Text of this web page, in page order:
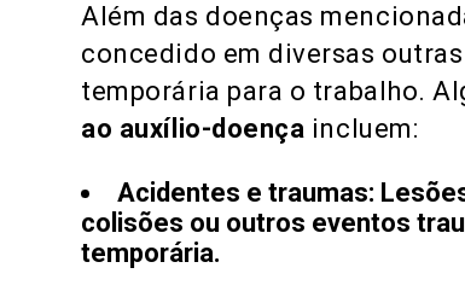
Além das doenças
concedido em diversas
temporária para o trabalho.
ao auxílio-doença incluem:
Acidentes e traumas:
colisões ou outros eventos
temporária.